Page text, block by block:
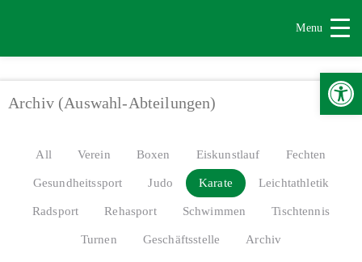
Menu
Archiv (Auswahl-Abteilungen)
All Verein Boxen Eiskunstlauf Fechten
Gesundheitssport Judo Karate Leichtathletik
Radsport Rehasport Schwimmen Tischtennis
Turnen Geschäftsstelle Archiv